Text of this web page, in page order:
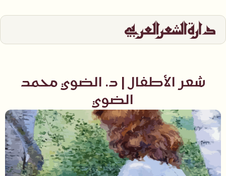
شعر الأطفال | د. الضوي محمد
الضوي